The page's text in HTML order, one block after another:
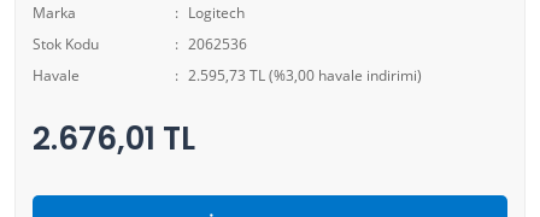
Marka
Logitech
Stok Kodu
2062536
Havale
2.595,73 TL (%3,00 havale indirimi)
2.676,01 TL